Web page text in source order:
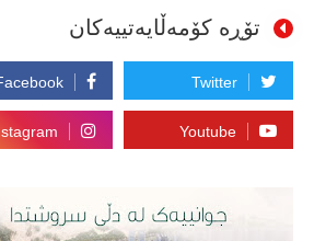
تۆڕە کۆمەڵایەتییەکان